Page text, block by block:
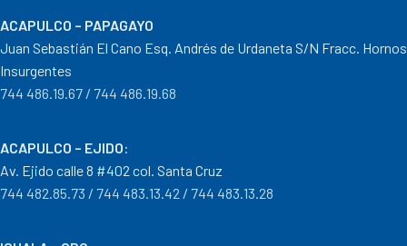
ACAPULCO – PAPAGAYO
Juan Sebastián El Cano Esq. Andrés de Urdaneta S/N Fracc. Hornos
Insurgentes
744 486.19.67 / 744 486.19.68
ACAPULCO – EJIDO:
Av. Ejido calle 8 #402 col. Santa Cruz
744 482.85.73 / 744 483.13.42 / 744 483.13.28